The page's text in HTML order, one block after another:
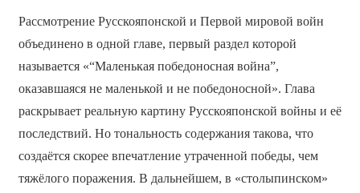
Рассмотрение Русско­японской и Первой мировой войн
объединено в одной главе, первый раздел которой
называется «“Маленькая победоносная война”,
оказавшаяся не маленькой и не победоносной». Глава
раскрывает реальную картину Русско­японской войны и её
последствий. Но тональность содержания такова, что
создаётся скорее впечатление утраченной победы, чем
тяжёлого поражения. В дальнейшем, в «столыпинском»